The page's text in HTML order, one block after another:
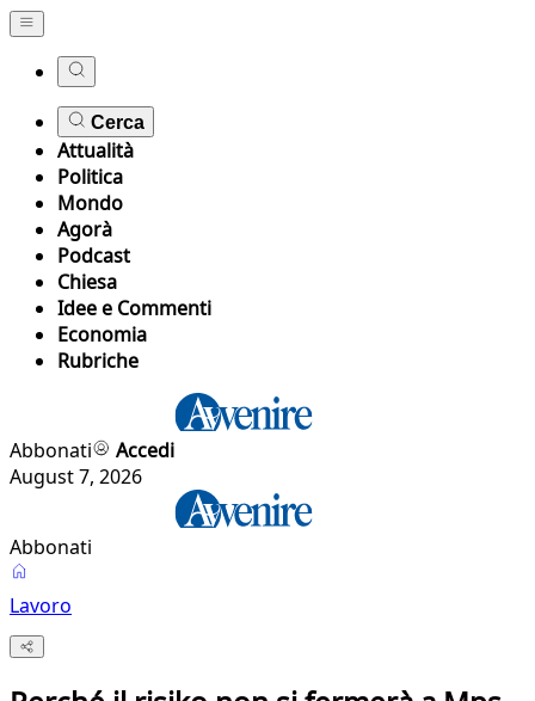
Cerca
Attualità
Politica
Mondo
Agorà
Podcast
Chiesa
Idee e Commenti
Economia
Rubriche
Abbonati
Accedi
August 7, 2026
Abbonati
Lavoro